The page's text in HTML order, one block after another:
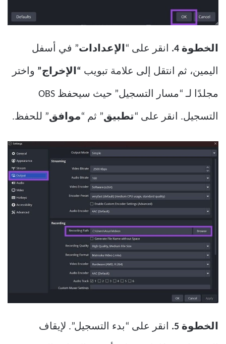
الخطوة 4. انقر على “ الإعدادات” في أسفل
اليمين، ثم انتقل إلى علامة تبويب “الإخراج” واختر
مجلدًا لـ “مسار التسجيل” حيث سيحفظ OBS
التسجيل. انقر على “ تطبيق” ثم “موافق” للحفظ.
الخطوة 5. انقر على “بدء التسجيل”. لإيقاف